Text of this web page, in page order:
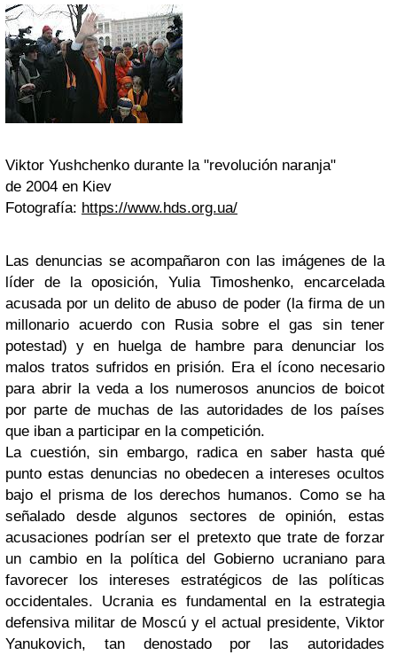
Viktor Yushchenko durante la "revolución naranja"
de 2004 en Kiev
Fotografía: https://www.hds.org.ua/
Las denuncias se acompañaron con las imágenes de la
líder de la oposición, Yulia Timoshenko, encarcelada
acusada por un delito de abuso de poder (la firma de un
millonario acuerdo con Rusia sobre el gas sin tener
potestad) y en huelga de hambre para denunciar los
malos tratos sufridos en prisión. Era el ícono necesario
para abrir la veda a los numerosos anuncios de boicot
por parte de muchas de las autoridades de los países
que iban a participar en la competición.
La cuestión, sin embargo, radica en saber hasta qué
punto estas denuncias no obedecen a intereses ocultos
bajo el prisma de los derechos humanos. Como se ha
señalado desde algunos sectores de opinión, estas
acusaciones podrían ser el pretexto que trate de forzar
un cambio en la política del Gobierno ucraniano para
favorecer los intereses estratégicos de las políticas
occidentales. Ucrania es fundamental en la estrategia
defensiva militar de Moscú y el actual presidente, Viktor
Yanukovich, tan denostado por las autoridades